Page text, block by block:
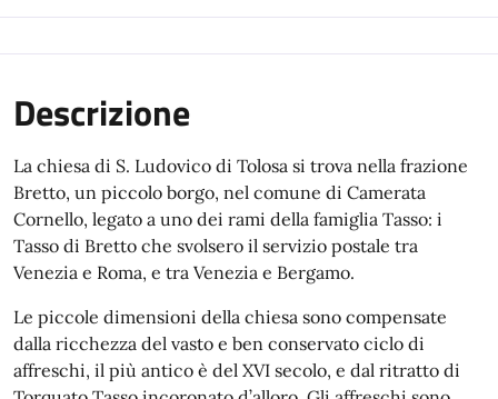
Descrizione
La chiesa di S. Ludovico di Tolosa si trova nella frazione
Bretto, un piccolo borgo, nel comune di Camerata
Cornello, legato a uno dei rami della famiglia Tasso: i
Tasso di Bretto che svolsero il servizio postale tra
Venezia e Roma, e tra Venezia e Bergamo.
Le piccole dimensioni della chiesa sono compensate
dalla ricchezza del vasto e ben conservato ciclo di
affreschi, il più antico è del XVI secolo, e dal ritratto di